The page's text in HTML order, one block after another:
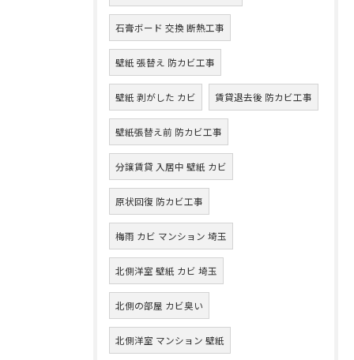
石膏ボード 交換 断熱工事
壁紙 張替え 防カビ工事
壁紙 剥がした カビ 賃貸退去後 防カビ工事
壁紙張替え前 防カビ工事
分譲賃貸 入居中 壁紙 カビ
原状回復 防カビ工事
梅雨 カビ マンション 埼玉
北側洋室 壁紙 カビ 埼玉
北側の部屋 カビ臭い
北側洋室 マンション 壁紙